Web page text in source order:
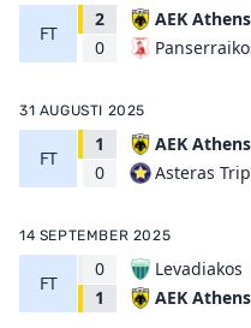
FT
2
0
AEK
31 AUGUSTI 2025
FT
1
0
AEK
Asteras
14 SEPTEMBER 2025
FT
0
1
Levadiakos
AEK